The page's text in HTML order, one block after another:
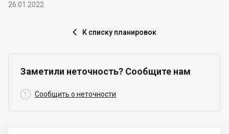
26.01.2022
 К списку планировок
Заметили неточность? Сообщите нам
 Сообщить о неточности